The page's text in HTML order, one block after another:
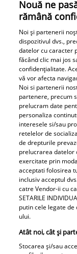
Patrice
concurentă de
de logodnă.
Patrice
Parteneri
Nouă ne
rămână
Noi și partenerii
dispozitivul dvs.,
datelor cu caracter
făcând clic mai jos
confidențialitate.
vă vor afecta
Noi si partenerii
partenere, precum
prelucram date
personaliza
interesele si/sau
retelelor de
de drepturile
prelucrarea datelor
exercitate prin
acceptati folosirea
inclusiv acceptul
catre Vendor-ii cu
SETARILE
putin cele legate
ului.
Atât noi, cât și
Stocarea și/sau